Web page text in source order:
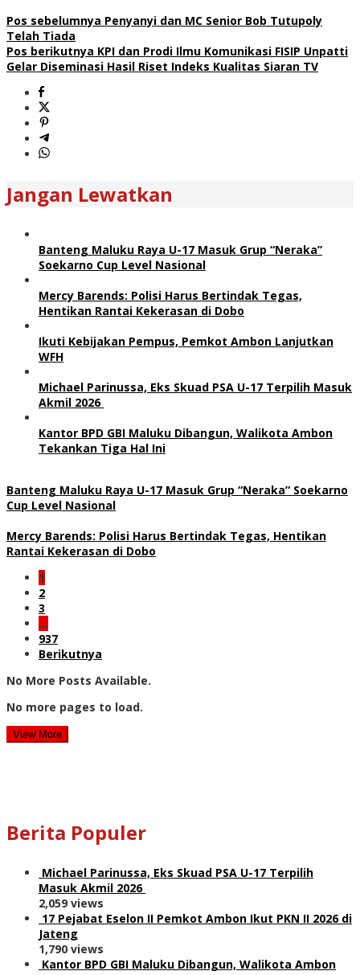
Pos sebelumnya Penyanyi dan MC Senior Bob Tutupoly
Telah Tiada
Pos berikutnya KPI dan Prodi Ilmu Komunikasi FISIP Unpatti
Gelar Diseminasi Hasil Riset Indeks Kualitas Siaran TV
Jangan Lewatkan
Banteng Maluku Raya U-17 Masuk Grup “Neraka”
Soekarno Cup Level Nasional
Mercy Barends: Polisi Harus Bertindak Tegas,
Hentikan Rantai Kekerasan di Dobo
Ikuti Kebijakan Pempus, Pemkot Ambon Lanjutkan
WFH
Michael Parinussa, Eks Skuad PSA U-17 Terpilih Masuk
Akmil 2026
Kantor BPD GBI Maluku Dibangun, Walikota Ambon
Tekankan Tiga Hal Ini
Banteng Maluku Raya U-17 Masuk Grup “Neraka” Soekarno
Cup Level Nasional
Mercy Barends: Polisi Harus Bertindak Tegas, Hentikan
Rantai Kekerasan di Dobo
1
2
3
…
937
Berikutnya
No More Posts Available.
No more pages to load.
View More
Berita Populer
Michael Parinussa, Eks Skuad PSA U-17 Terpilih
Masuk Akmil 2026
2,059 views
17 Pejabat Eselon II Pemkot Ambon Ikut PKN II 2026 di
Jateng
1,790 views
Kantor BPD GBI Maluku Dibangun, Walikota Ambon